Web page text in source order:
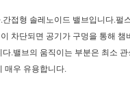
접형 솔레노이드 밸브입니다.
차단되면 공기가 구멍을 통해
.밸브의 움직이는 부분은 최소
매우 유용합니다.